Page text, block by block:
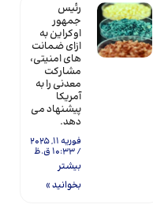
رئیس
جمهور
اوکراین به
ازای ضمانت
های امنیتی،
مشارکت
معدنی را به
آمریکا
پیشنهاد می
دهد.
فوریه 11, 2025
10:33 ق.ظ
بیشتر
بخوانید »